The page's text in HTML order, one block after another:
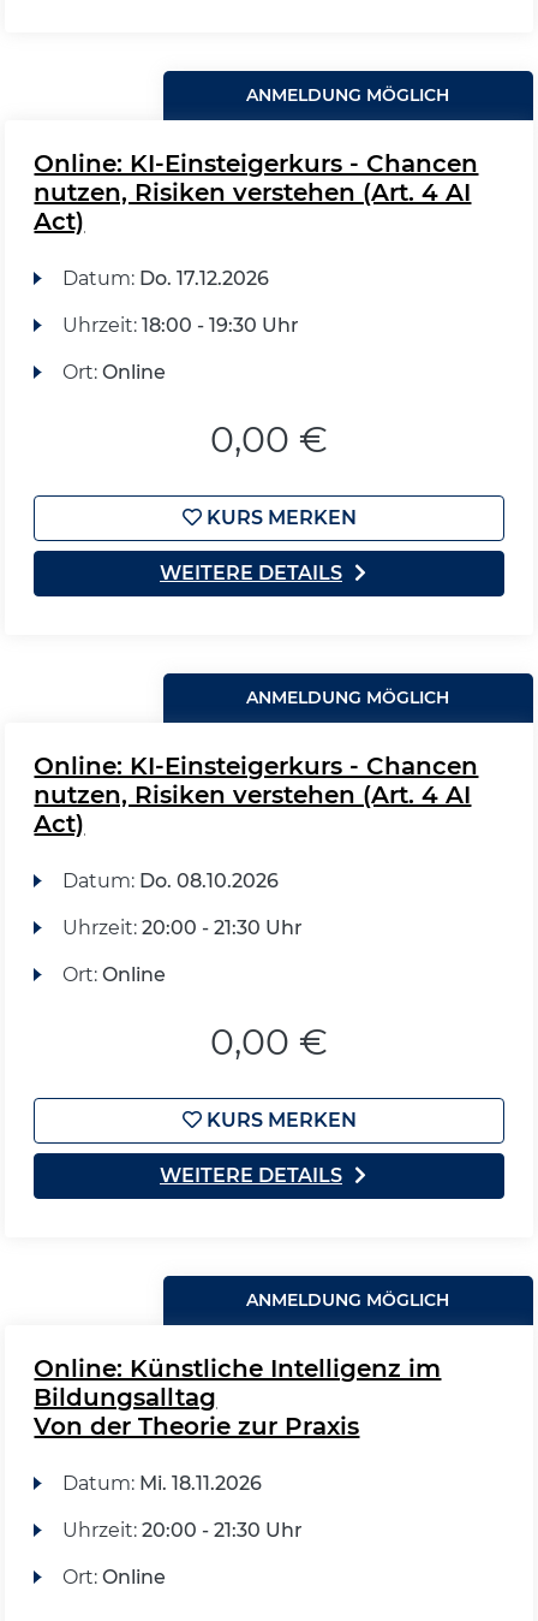
ANMELDUNG MÖGLICH
Online: KI-Einsteigerkurs - Chancen
nutzen, Risiken verstehen (Art. 4 AI
Act)
Datum: Do. 17.12.2026
Uhrzeit: 18:00 - 19:30 Uhr
Ort: Online
0,00 €
KURS MERKEN
WEITERE DETAILS
ANMELDUNG MÖGLICH
Online: KI-Einsteigerkurs - Chancen
nutzen, Risiken verstehen (Art. 4 AI
Act)
Datum: Do. 08.10.2026
Uhrzeit: 20:00 - 21:30 Uhr
Ort: Online
0,00 €
KURS MERKEN
WEITERE DETAILS
ANMELDUNG MÖGLICH
Online: Künstliche Intelligenz im
Bildungsalltag
Von der Theorie zur Praxis
Datum: Mi. 18.11.2026
Uhrzeit: 20:00 - 21:30 Uhr
Ort: Online